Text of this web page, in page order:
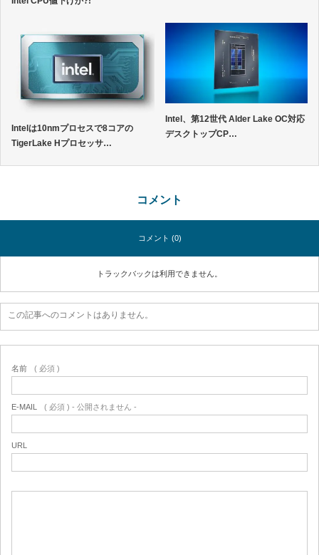
Intelは10nmプロセスで8コアの
TigerLake Hプロセッサ…
Intel、第12世代 Alder Lake OC対応
デスクトップCP…
コメント
コメント (0)
トラックバックは利用できません。
この記事へのコメントはありません。
名前 ( 必須 )
E-MAIL ( 必須 ) - 公開されません -
URL